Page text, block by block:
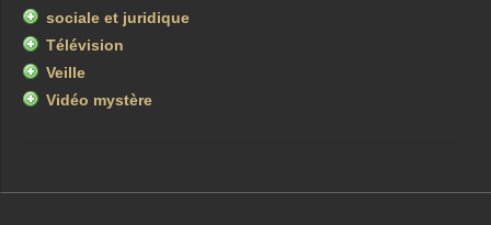
sociale et juridique
Télévision
Veille
Vidéo mystère